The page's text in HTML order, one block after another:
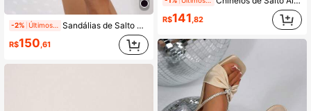
-2% Sandálias de Salto Alto com Cristais e Strass de Verão Novos para Mulheres, Sapatos de Vestir Elegantes de Salto de Cristal na Cor Damasco, Adequados para Festas, Bailes, Casamentos e Looks da Moda
R$150 ,61
R$141 ,82